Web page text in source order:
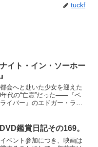
tuckf
ナイト・イン・ソーホー
会へと赴いた少女を迎えた
年代の“亡霊”だった――『ベ
イバー』のエドガー・ライ
鑑賞日記その169。
ベント参加につき、映画は